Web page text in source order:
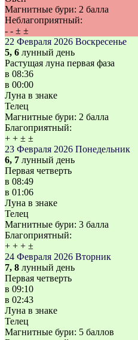
Магнитные бури: 2 балла
Неблагоприятный:
- - ± ±
22 Февраля 2026 Воскресенье
5, 6 лунный день
Растущая луна первая фаза
в 08:36
в 00:00
Луна в знаке
Телец
Магнитные бури: 2 балла
Благоприятный:
+ + ± ±
23 Февраля 2026 Понедельник
6, 7 лунный день
Первая четверть
в 08:49
в 01:06
Луна в знаке
Телец
Магнитные бури: 3 балла
Благоприятный:
+ + + ±
24 Февраля 2026 Вторник
7, 8 лунный день
Первая четверть
в 09:10
в 02:43
Луна в знаке
Телец
Магнитные бури: 5 баллов